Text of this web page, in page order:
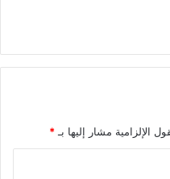
الإلزامية مشار إليها بـ *